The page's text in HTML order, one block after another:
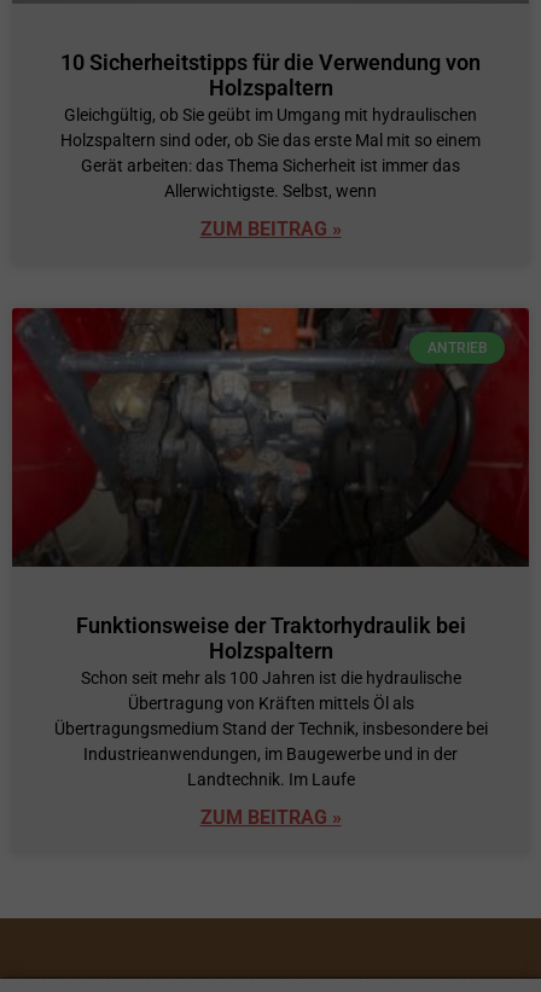
10 Sicherheitstipps für die Verwendung von
Holzspaltern
Gleichgültig, ob Sie geübt im Umgang mit hydraulischen
Holzspaltern sind oder, ob Sie das erste Mal mit so einem
Gerät arbeiten: das Thema Sicherheit ist immer das
Allerwichtigste. Selbst, wenn
ZUM BEITRAG »
ANTRIEB
Funktionsweise der Traktorhydraulik bei
Holzspaltern
Schon seit mehr als 100 Jahren ist die hydraulische
Übertragung von Kräften mittels Öl als
Übertragungsmedium Stand der Technik, insbesondere bei
Industrieanwendungen, im Baugewerbe und in der
Landtechnik. Im Laufe
ZUM BEITRAG »